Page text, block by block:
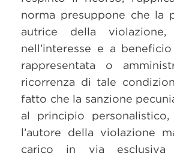
norma presuppone che la
autrice della
nell’interesse e a
rappresentata o
ricorrenza di tale
fatto che la sanzione
al principio
l’autore della violazione
carico in via esclusiva